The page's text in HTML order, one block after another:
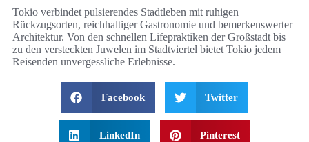
Tokio verbindet pulsierendes Stadtleben mit ruhigen
Rückzugsorten, reichhaltiger Gastronomie und bemerkenswerter
Architektur. Von den schnellen Lifepraktiken der Großstadt bis
zu den versteckten Juwelen im Stadtviertel bietet Tokio jedem
Reisenden unvergessliche Erlebnisse.
Facebook Twitter
LinkedIn Pinterest